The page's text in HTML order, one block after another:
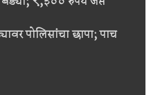
पोलिसांचा छापा; पाच